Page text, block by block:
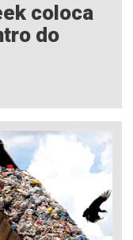
coloca
do